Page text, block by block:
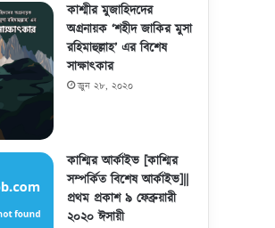
কাশ্মীর মুজাহিদদের
অগ্রনায়ক ‘শহীদ জাকির মুসা
রহিমাহুল্লাহ’ এর বিশেষ
সাক্ষাৎকার
জুন ২৮, ২০২০
কাশ্মির আর্কাইভ [কাশ্মির
সম্পর্কিত বিশেষ আর্কাইভ]||
প্রথম প্রকাশ ৯ ফেব্রুয়ারী
২০২০ ঈসায়ী